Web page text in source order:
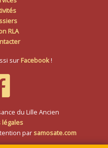
RLA
sur Facebook!
du Lille Ancien
par samosate.com